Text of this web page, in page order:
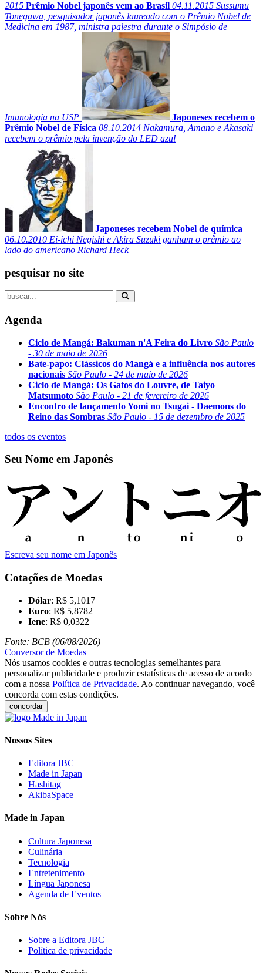
2015 Prêmio Nobel japonês vem ao Brasil 04.11.2015 Sussumu
Tonegawa, pesquisador japonês laureado com o Prêmio Nobel de
Medicina em 1987, ministra palestra durante o Simpósio de
Imunologia na USP
Japoneses recebem o
Prêmio Nobel de Física 08.10.2014 Nakamura, Amano e Akasaki
recebem o prêmio pela invenção do LED azul
Japoneses recebem Nobel de química
06.10.2010 Ei-ichi Negishi e Akira Suzuki ganham o prêmio ao
lado do americano Richard Heck
pesquisar no site
Agenda
Ciclo de Mangá: Bakuman n'A Feira do Livro São Paulo
- 30 de maio de 2026
Bate-papo: Clássicos do Mangá e a influência nos autores
nacionais São Paulo - 24 de maio de 2026
Ciclo de Mangá: Os Gatos do Louvre, de Taiyo
Matsumoto São Paulo - 21 de fevereiro de 2026
Encontro de lançamento Yomi no Tsugai - Daemons do
Reino das Sombras São Paulo - 15 de dezembro de 2025
todos os eventos
Seu Nome em Japonês
Escreva seu nome em Japonês
Cotações de Moedas
Dólar: R$ 5,1017
Euro: R$ 5,8782
Iene: R$ 0,0322
Fonte: BCB (06/08/2026)
Conversor de Moedas
Nós usamos cookies e outras tecnologias semelhantes para
personalizar publicidade e produzir estatísticas de acesso de acordo
com a nossa Política de Privacidade. Ao continuar navegando, você
concorda com estas condições.
concordar
Nossos Sites
Editora JBC
Made in Japan
Hashitag
AkibaSpace
Made in Japan
Cultura Japonesa
Culinária
Tecnologia
Entretenimento
Língua Japonesa
Agenda de Eventos
Sobre Nós
Sobre a Editora JBC
Política de privacidade